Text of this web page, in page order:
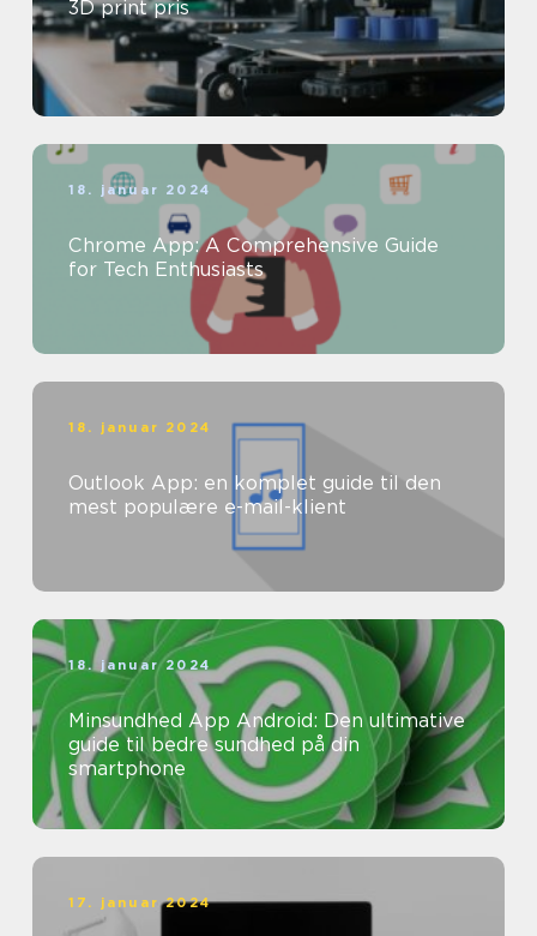
3D print pris
18. januar 2024
Chrome App: A Comprehensive Guide
for Tech Enthusiasts
18. januar 2024
Outlook App: en komplet guide til den
mest populære e-mail-klient
18. januar 2024
Minsundhed App Android: Den ultimative
guide til bedre sundhed på din
smartphone
17. januar 2024